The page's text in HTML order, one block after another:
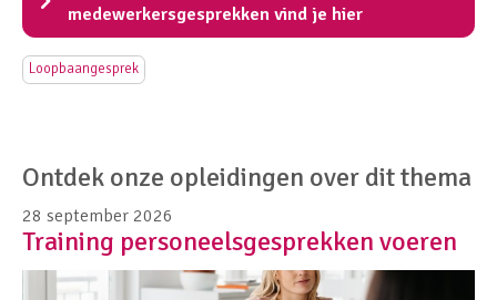
medewerkersgesprekken vind je hier
Loopbaangesprek
Ontdek onze opleidingen over dit thema
28 september 2026
Training personeelsgesprekken voeren